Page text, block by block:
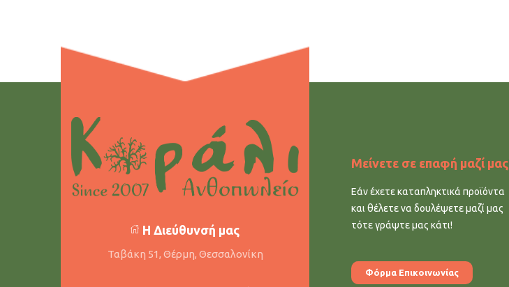
Η Διεύθυνσή μας
Ταβάκη 51, Θέρμη, Θεσσαλονίκη
Μείνετε σε επαφή μαζί
Εάν έχετε καταπληκτικά προϊόντα
και θέλετε να δουλέψετε μαζί μας
τότε γράψτε μας κάτι!
Φόρμα Επικοινωνίας